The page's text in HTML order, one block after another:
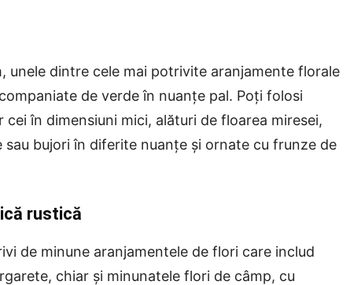
unele dintre cele mai potrivite aranjamente florale
de verde în nuanțe pal. Poți folosi
în dimensiuni mici, alături de floarea miresei,
bujori în diferite nuanțe și ornate cu frunze de
rustică
de minune aranjamentele de flori care includ
chiar și minunatele flori de câmp, cu